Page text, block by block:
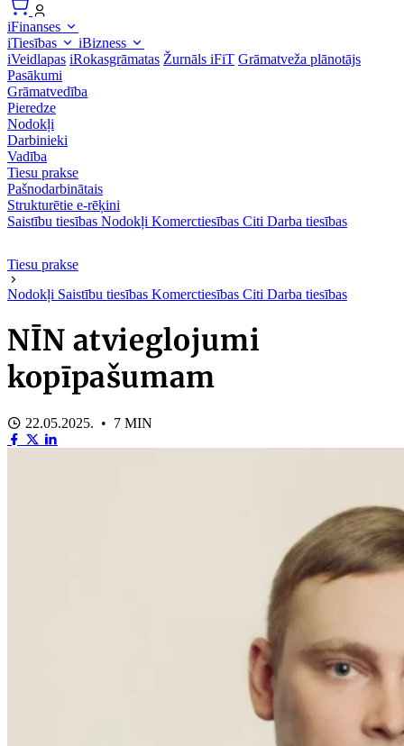
iFinanses
iTiesības
iBizness
iVeidlapas iRokasgrāmatas Žurnāls iFiT Grāmatveža plānotājs
Pasākumi
Grāmatvedība
Pieredze
Nodokļi
Darbinieki
Vadība
Tiesu prakse
Pašnodarbinātais
Strukturētie e-rēķini
Saistību tiesības Nodokļi Komerctiesības Citi Darba tiesības
Tiesu prakse
Nodokļi Saistību tiesības Komerctiesības Citi Darba tiesības
NĪN atvieglojumi
kopīpašumam
22.05.2025. • 7 MIN